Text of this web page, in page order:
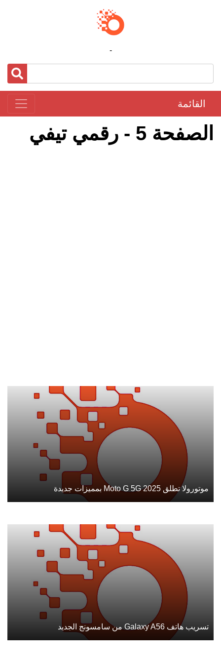
-
القائمة
الصفحة 5 - رقمي تيفي
موتورولا تطلق Moto G 5G 2025 بمميزات جديدة
تسريب هاتف Galaxy A56 من سامسونج الجديد